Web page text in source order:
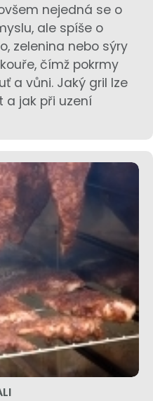
nejedná se o
ale spíše o
zelenina nebo sýry
čímž pokrmy
a vůni. Jaký gril lze
a jak při uzení